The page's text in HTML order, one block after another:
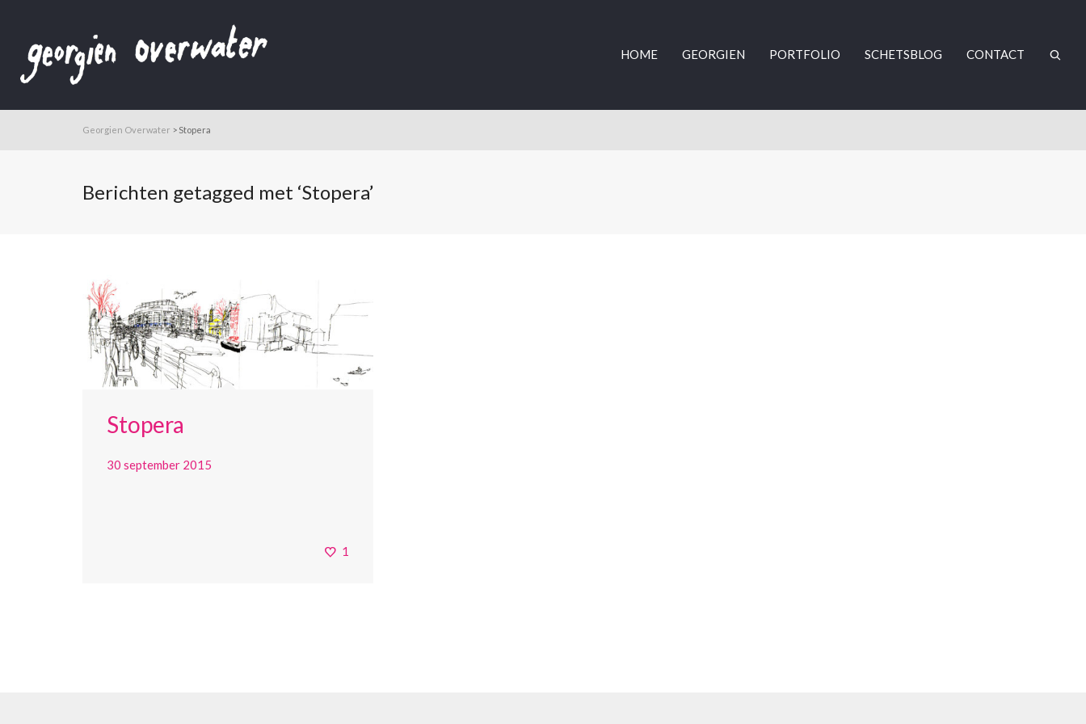
HOME GEORGIEN PORTFOLIO SCHETSBLOG CONTACT
Georgien Overwater > Stopera
Berichten getagged met ‘Stopera’
Stopera
30 september 2015
1